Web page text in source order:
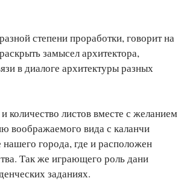
степени проработки, говорит на
замысел архитектора,
в диалоге архитектуры разных
количество листов вместе с желанием
воображаемого вида с каланчи
города, где и расположен
Так же играющего роль дани
заданиях.